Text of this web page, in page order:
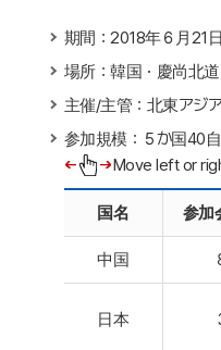
期間：2018年６月21
場所：韓国・慶尚北
主催/主管：北東アジ
参加規模：５か国40
Move left or
国名 参加
中国
日本